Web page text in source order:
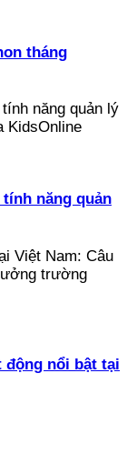
tháng
năng quản
động nổi bật tại